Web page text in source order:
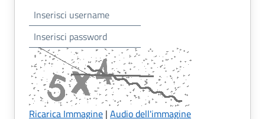
Ricarica Immagine | Audio dell'immagine